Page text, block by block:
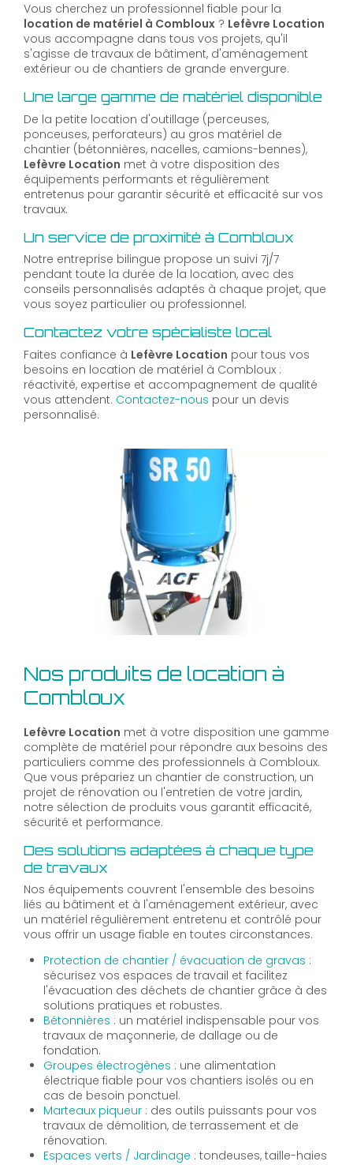
Vous cherchez un professionnel fiable pour la
location de matériel à Combloux ? Lefèvre Location
vous accompagne dans tous vos projets, qu'il
s'agisse de travaux de bâtiment, d'aménagement
extérieur ou de chantiers de grande envergure.
Une large gamme de matériel disponible
De la petite location d'outillage (perceuses,
ponceuses, perforateurs) au gros matériel de
chantier (bétonnières, nacelles, camions-bennes),
Lefèvre Location met à votre disposition des
équipements performants et régulièrement
entretenus pour garantir sécurité et efficacité sur vos
travaux.
Un service de proximité à Combloux
Notre entreprise bilingue propose un suivi 7j/7
pendant toute la durée de la location, avec des
conseils personnalisés adaptés à chaque projet, que
vous soyez particulier ou professionnel.
Contactez votre spécialiste local
Faites confiance à Lefèvre Location pour tous vos
besoins en location de matériel à Combloux :
réactivité, expertise et accompagnement de qualité
vous attendent. Contactez-nous pour un devis
personnalisé.
Nos produits de location à
Combloux
Lefèvre Location met à votre disposition une gamme
complète de matériel pour répondre aux besoins des
particuliers comme des professionnels à Combloux.
Que vous prépariez un chantier de construction, un
projet de rénovation ou l'entretien de votre jardin,
notre sélection de produits vous garantit efficacité,
sécurité et performance.
Des solutions adaptées à chaque type
de travaux
Nos équipements couvrent l'ensemble des besoins
liés au bâtiment et à l'aménagement extérieur, avec
un matériel régulièrement entretenu et contrôlé pour
vous offrir un usage fiable en toutes circonstances.
Protection de chantier / évacuation de gravas :
sécurisez vos espaces de travail et facilitez
l'évacuation des déchets de chantier grâce à des
solutions pratiques et robustes.
Bétonnières : un matériel indispensable pour vos
travaux de maçonnerie, de dallage ou de
fondation.
Groupes électrogènes : une alimentation
électrique fiable pour vos chantiers isolés ou en
cas de besoin ponctuel.
Marteaux piqueur : des outils puissants pour vos
travaux de démolition, de terrassement et de
rénovation.
Espaces verts / Jardinage : tondeuses, taille-haies